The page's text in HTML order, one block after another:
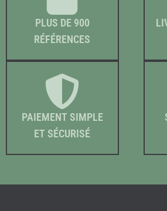
PLUS DE 900
RÉFÉRENCES
PAIEMENT SIMPLE
ET SÉCURISÉ